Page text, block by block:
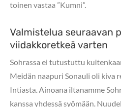
toinen vastaa ”Kumni”.
Valmistelua seuraavan
viidakkoretkeä varten
Sohrassa ei tutustuttu
Meidän naapuri Sonauli oli kiva
Intiasta. Ainoana iltanamme
kanssa yhdessä syömään.